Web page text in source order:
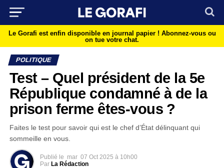
Le Gorafi est enfin disponible en journal papier ! Abonnez-vous ou
on tue votre chat.
POLITIQUE
Test – Quel président de la 5e
République condamné à de la
prison ferme êtes-vous ?
Faites le test pour savoir qui est le chef d’État délinquant qui
sommeille en vous.
Publié le mar 07 Oct 2025 à 10h00
Par La Rédaction